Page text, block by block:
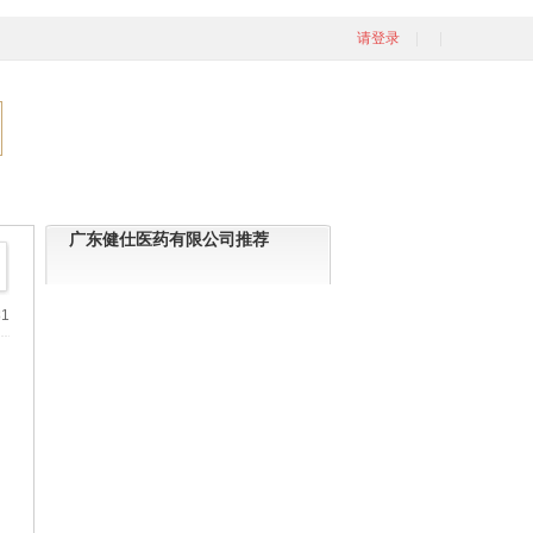
请登录
广东健仕医药有限公司推荐